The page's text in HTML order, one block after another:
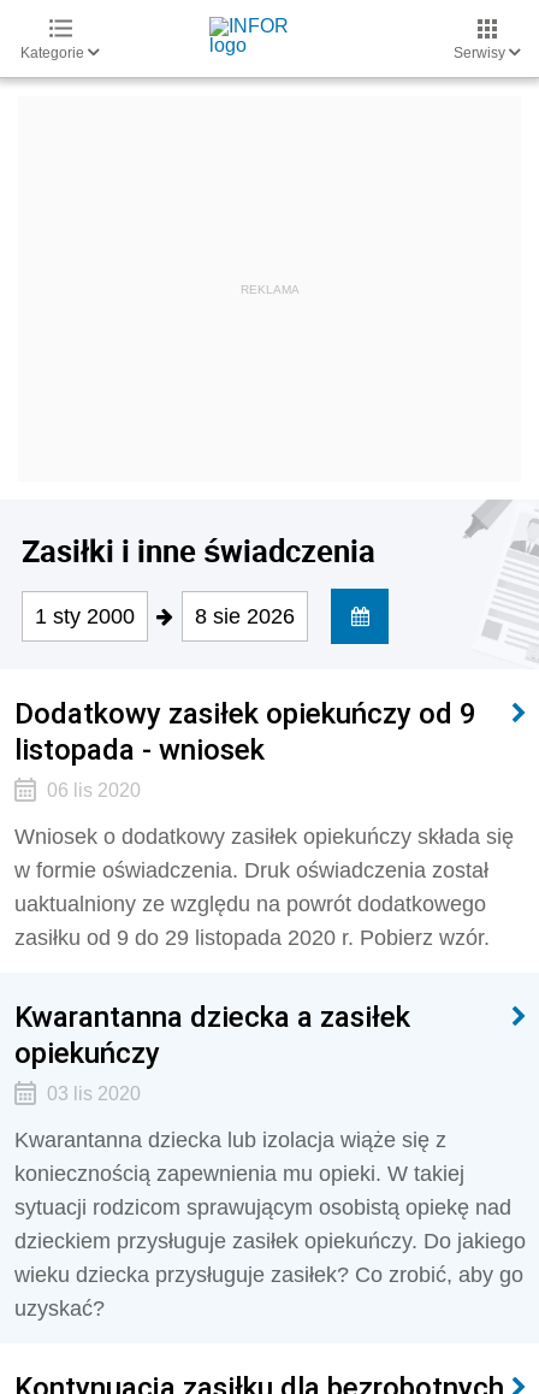
Kategorie Serwisy
Zasiłki i inne świadczenia
1 sty 2000 8 sie 2026
Dodatkowy zasiłek opiekuńczy od 9
listopada - wniosek
06 lis 2020
Wniosek o dodatkowy zasiłek opiekuńczy składa się
w formie oświadczenia. Druk oświadczenia został
uaktualniony ze względu na powrót dodatkowego
zasiłku od 9 do 29 listopada 2020 r. Pobierz wzór.
Kwarantanna dziecka a zasiłek
opiekuńczy
03 lis 2020
Kwarantanna dziecka lub izolacja wiąże się z
koniecznością zapewnienia mu opieki. W takiej
sytuacji rodzicom sprawującym osobistą opiekę nad
dzieckiem przysługuje zasiłek opiekuńczy. Do jakiego
wieku dziecka przysługuje zasiłek? Co zrobić, aby go
uzyskać?